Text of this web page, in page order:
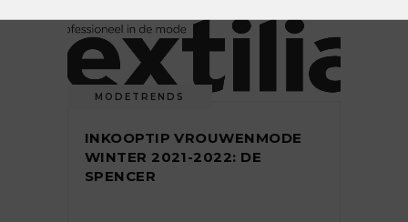
MODETRENDS
INKOOPTIP VROUWENMODE
WINTER 2021-2022: DE
SPENCER